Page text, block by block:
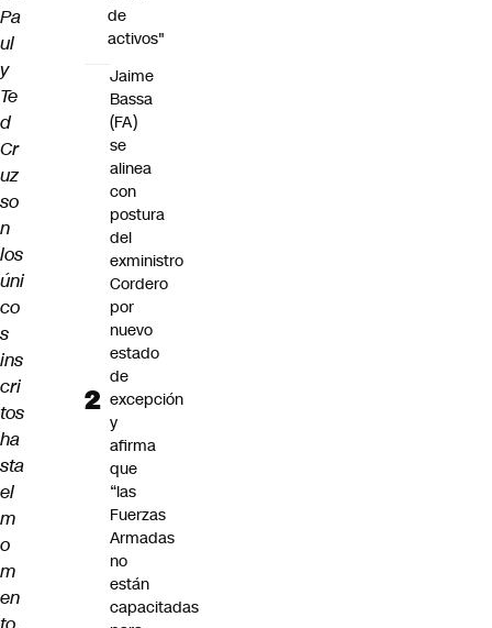
Pa
ul
y
Te
d
Cr
uz
so
n
los
úni
co
s
ins
cri
tos
ha
sta
el
m
o
m
en
de
activos"
Jaime
Bassa
(FA)
se
alinea
con
postura
del
exministro
Cordero
por
nuevo
estado
de
excepción
y
afirma
que
“las
Fuerzas
Armadas
no
están
capacitadas